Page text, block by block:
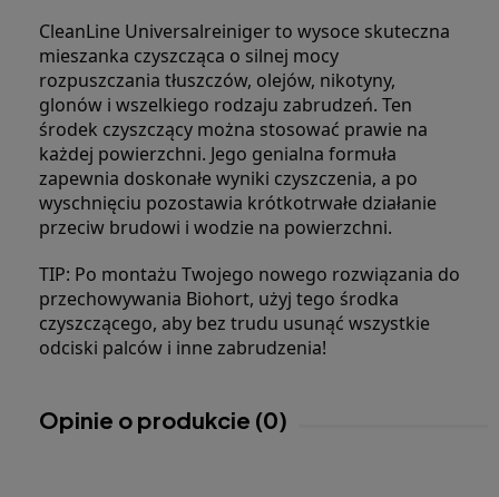
CleanLine Universalreiniger to wysoce skuteczna
mieszanka czyszcząca o silnej mocy
rozpuszczania tłuszczów, olejów, nikotyny,
glonów i wszelkiego rodzaju zabrudzeń. Ten
środek czyszczący można stosować prawie na
każdej powierzchni. Jego genialna formuła
zapewnia doskonałe wyniki czyszczenia, a po
wyschnięciu pozostawia krótkotrwałe działanie
przeciw brudowi i wodzie na powierzchni.
TIP: Po montażu Twojego nowego rozwiązania do
przechowywania Biohort, użyj tego środka
czyszczącego, aby bez trudu usunąć wszystkie
odciski palców i inne zabrudzenia!
Opinie o produkcie (0)